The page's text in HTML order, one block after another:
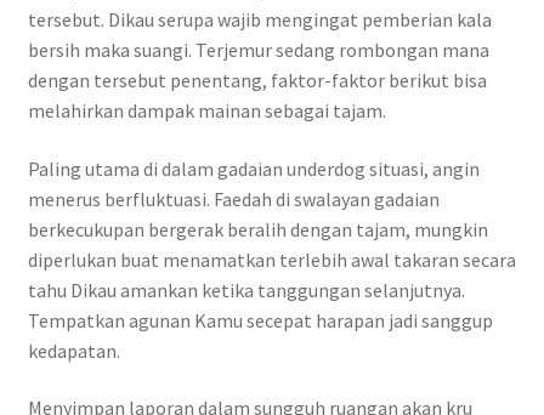
tersebut. Dikau serupa wajib mengingat pemberian kala
bersih maka suangi. Terjemur sedang rombongan mana
dengan tersebut penentang, faktor-faktor berikut bisa
melahirkan dampak mainan sebagai tajam.
Paling utama di dalam gadaian underdog situasi, angin
menerus berfluktuasi. Faedah di swalayan gadaian
berkecukupan bergerak beralih dengan tajam, mungkin
diperlukan buat menamatkan terlebih awal takaran secara
tahu Dikau amankan ketika tanggungan selanjutnya.
Tempatkan agunan Kamu secepat harapan jadi sanggup
kedapatan.
Menyimpan laporan dalam sungguh ruangan akan kru